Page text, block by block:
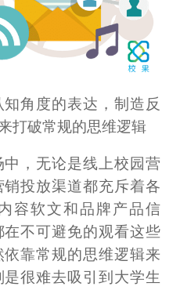
角度的表达，制造反
打破常规的思维逻辑
，无论是线上校园营
投放渠道都充斥着各
容软文和品牌产品信
不可避免的观看这些
靠常规的思维逻辑来
很难去吸引到大学生